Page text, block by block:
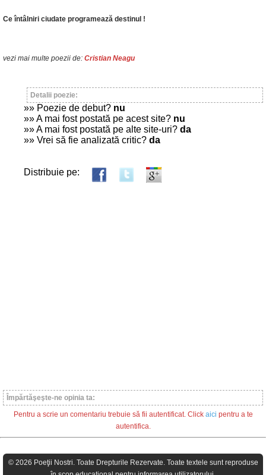
Ce întâlniri ciudate programează destinul !
vezi mai multe poezii de: Cristian Neagu
Detalii poezie:
»» Poezie de debut? nu
»» A mai fost postată pe acest site? nu
»» A mai fost postată pe alte site-uri? da
»» Vrei să fie analizată critic? da
Distribuie pe:
Împărtăşeşte-ne opinia ta:
Pentru a scrie un comentariu trebuie să fii autentificat. Click aici pentru a te
autentifica.
© 2026 Poeţii Nostri. Toate Drepturile Rezervate. Toate textele sunt reproduse